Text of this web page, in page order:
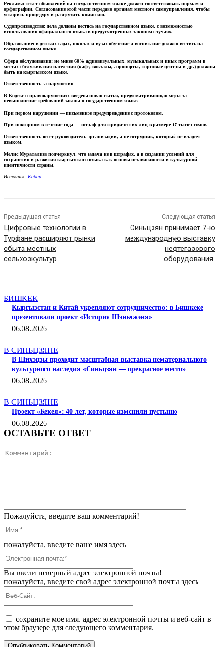
Реклама: текст объявлений на государственном языке должен соответствовать нормам и
орфографии. Согласование этой части передано органам местного самоуправления, чтобы
ускорить процедуру и разгрузить комиссию.
Судопроизводство: дела должны вестись на государственном языке, с возможностью
использования официального языка в предусмотренных законом случаях.
Образование: в детских садах, школах и вузах обучение и воспитание должно вестись на
государственном языке.
Сфера обслуживания: не менее 60% аудиовизуальных, музыкальных и иных программ в
местах обслуживания населения (кафе, вокзалы, аэропорты, торговые центры и др.) должны
быть на кыргызском языке.
Ответственность за нарушения
В Кодекс о правонарушениях введена новая статья, предусматривающая меры за
невыполнение требований закона о государственном языке.
При первом нарушении — письменное предупреждение с протоколом.
При повторном в течение года — штраф для юридических лиц в размере 17 тысяч сомов.
Ответственность несет руководитель организации, а не сотрудник, который не владеет
языком.
Мелис Мураталиев подчеркнул, что задача не в штрафах, а в создании условий для
сохранения и развития кыргызского языка как основы независимости и культурной
идентичности страны.
Источник: Кабар
Предыдущая статья
Цифровые технологии в
Турфане расширяют рынки
сбыта местных
сельхозкультур
Следующая статья
Синьцзян принимает 7-ю
международную выставку
нефтегазового
оборудования
БИШКЕК
Кыргызстан и Китай укрепляют сотрудничество: в Бишкеке
презентовали проект «История Шэньчжэня»
06.08.2026
В СИНЬЦЗЯНЕ
В Шихэцзы проходит масштабная выставка нематериального
культурного наследия «Синьцзян — прекрасное место»
06.08.2026
В СИНЬЦЗЯНЕ
Проект «Кекея»: 40 лет, которые изменили пустыню
06.08.2026
ОСТАВЬТЕ ОТВЕТ
Пожалуйста, введите ваш комментарий!
пожалуйста, введите ваше имя здесь
Вы ввели неверный адрес электронной почты!
пожалуйста, введите свой адрес электронной почты здесь
сохраните мое имя, адрес электронной почты и веб-сайт в
этом браузере для следующего комментария.